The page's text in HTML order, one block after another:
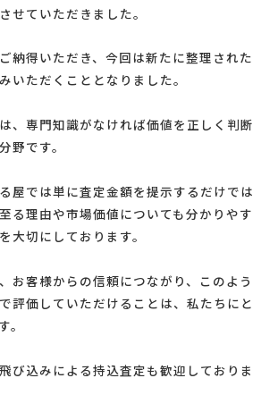
せていただきました。
納得いただき、今回は新たに整理された
いただくこととなりました。
、専門知識がなければ価値を正しく判断
野です。
屋では単に査定金額を提示するだけでは
る理由や市場価値についても分かりやす
大切にしております。
お客様からの信頼につながり、このよう
評価していただけることは、私たちにと
。
び込みによる持込査定も歓迎しておりま